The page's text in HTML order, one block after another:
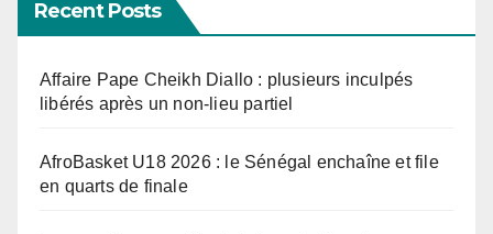
Recent Posts
Affaire Pape Cheikh Diallo : plusieurs inculpés
libérés après un non-lieu partiel
AfroBasket U18 2026 : le Sénégal enchaîne et file
en quarts de finale